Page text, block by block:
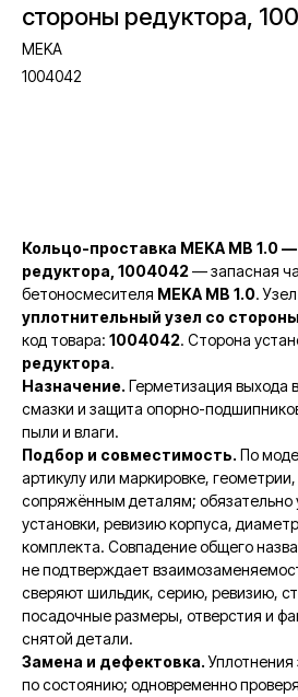
стороны редуктора,
MEKA
1004042
Кольцо-проставка MEKA MB 1.0
редуктора, 1004042— запасная
бетоносмесителя MEKA MB 1.0.
уплотнительный узел со
код товара: 1004042. Сторона
редуктора.
Назначение. Герметизация выхода
смазки и защита опорно-
пыли и влаги.
Подбор и совместимость. По
артикулу или маркировке,
сопряжённым деталям; обязательно
установки, ревизию корпуса,
комплекта. Совпадение общего
не подтверждает
сверяют шильдик, серию, ревизию,
посадочные размеры, отверстия и
снятой детали.
Замена и дефектовка.
по состоянию; одновременно